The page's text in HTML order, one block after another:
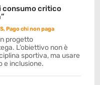
consumo critico
,Pago chi non paga
progetto
L’obiettivo non è
sportiva, ma usare
e inclusione.